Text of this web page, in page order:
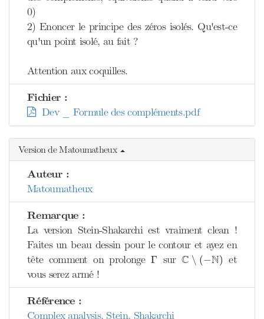
0)
2) Enoncer le principe des zéros isolés. Qu'est-ce
qu'un point isolé, au fait ?
Attention aux coquilles.
Fichier :
Dev _ Formule des compléments.pdf
Version de Matoumatheux
Auteur :
Matoumatheux
Remarque :
La version Stein-Shakarchi est vraiment clean !
Faites un beau dessin pour le contour et ayez en
tête comment on prolongeΓ
Γ surC ∖ (−N)
C ∖ − N)
et
vous serez armé !
Référence :
Complex analysis, Stein, Shakarchi